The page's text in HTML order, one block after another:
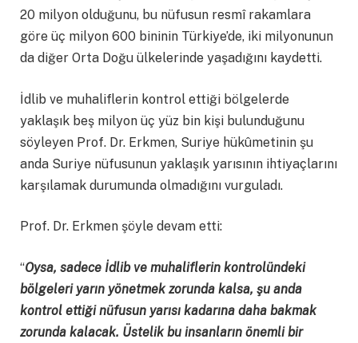
20 milyon olduğunu, bu nüfusun resmî rakamlara
göre üç milyon 600 bininin Türkiye’de, iki milyonunun
da diğer Orta Doğu ülkelerinde yaşadığını kaydetti.
İdlib ve muhaliflerin kontrol ettiği bölgelerde
yaklaşık beş milyon üç yüz bin kişi bulunduğunu
söyleyen Prof. Dr. Erkmen, Suriye hükûmetinin şu
anda Suriye nüfusunun yaklaşık yarısının ihtiyaçlarını
karşılamak durumunda olmadığını vurguladı.
Prof. Dr. Erkmen şöyle devam etti:
“Oysa, sadece İdlib ve muhaliflerin kontrolündeki
bölgeleri yarın yönetmek zorunda kalsa, şu anda
kontrol ettiği nüfusun yarısı kadarına daha bakmak
zorunda kalacak. Üstelik bu insanların önemli bir